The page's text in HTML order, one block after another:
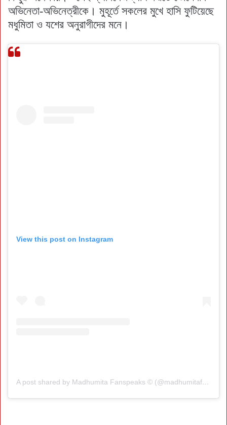
অভিনেতা-অভিনেত্রীকে। মুহূর্তে সকলের মুখে হাসি ফুটিয়েছে
মধুমিতা ও যশের অনুরাগীদের মনে।
View this post on Instagram
A post shared by Madhumita Fanspeaks © (@madhumitafanspeaks)